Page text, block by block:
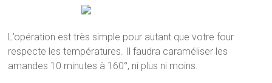
L’opération est très simple pour autant que votre four
respecte les températures. Il faudra caraméliser les
amandes 10 minutes à 160°, ni plus ni moins.